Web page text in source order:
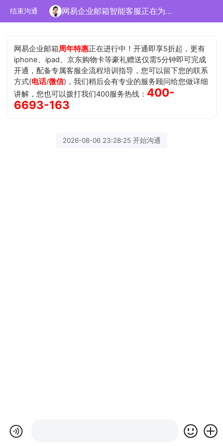
结束沟通 网易企业邮箱智能客服正在为您服务
网易企业邮箱周年特惠正在进行中！开通即享5折起，更有
iphone、ipad、京东购物卡等豪礼赠送仅需5分钟即可完成
开通，配备专属客服全流程培训指导，您可以留下您的联系
方式(电话/微信)，我们稍后会有专业的服务顾问给您做详细
讲解，您也可以拨打我们400服务热线： 400-
6693-163
2026-08-06 23:28:25 开始沟通